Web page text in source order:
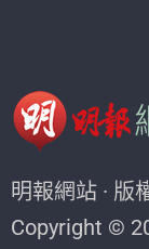
明報網站 · 版
Copyright ©